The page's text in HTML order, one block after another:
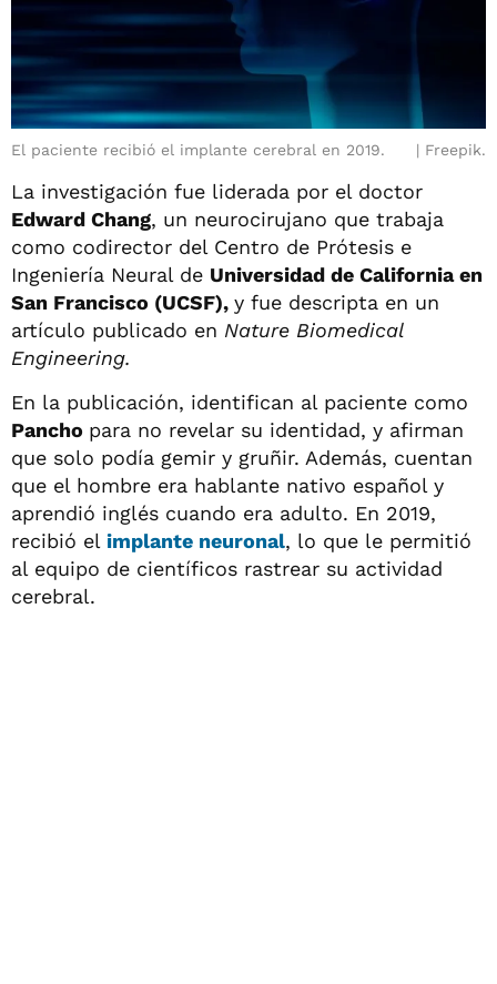
El paciente recibió el implante cerebral en 2019. Freepik.
La investigación fue liderada por el doctor
Edward Chang, un neurocirujano que trabaja
como codirector del Centro de Prótesis e
Ingeniería Neural de Universidad de California en
San Francisco (UCSF), y fue descripta en un
artículo publicado en Nature Biomedical
Engineering.
En la publicación, identifican al paciente como
Pancho para no revelar su identidad, y afirman
que solo podía gemir y gruñir. Además, cuentan
que el hombre era hablante nativo español y
aprendió inglés cuando era adulto. En 2019,
recibió el implante neuronal, lo que le permitió
al equipo de científicos rastrear su actividad
cerebral.